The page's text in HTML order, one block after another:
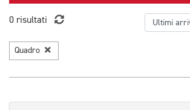
0 risultati
Quadro